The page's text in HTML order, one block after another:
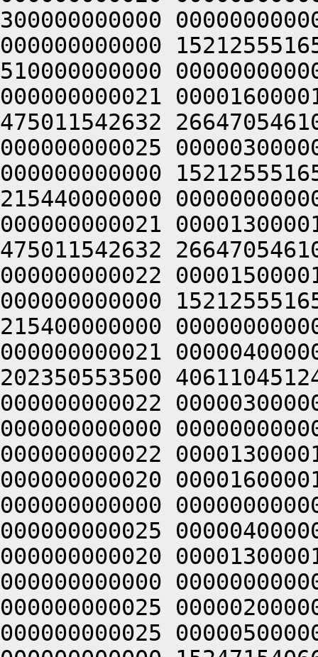
300000000000
000000000000
510000000000
000000000021
475011542632
000000000025
000000000000
215440000000
000000000021
475011542632
000000000022
000000000000
215400000000
000000000021
202350553500
000000000022
000000000000
000000000022
000000000020
000000000000
000000000025
000000000020
000000000000
000000000025
000000000025